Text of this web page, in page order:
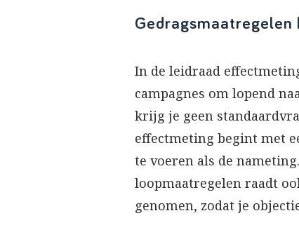
Gedragsmaatregelen
In de leidraad
campagnes om lopend
krijg je geen
effectmeting begint met
te voeren als de
loopmaatregelen raadt
genomen, zodat je